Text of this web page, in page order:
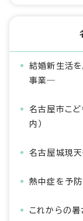
結婚新生活
事業―
名古屋市こ
内）
名古屋城現
熱中症を予防
これからの暑